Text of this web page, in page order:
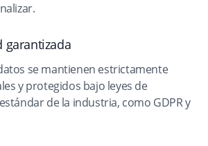
garantizada
se mantienen estrictamente
y protegidos bajo leyes de
de la industria, como GDPR y